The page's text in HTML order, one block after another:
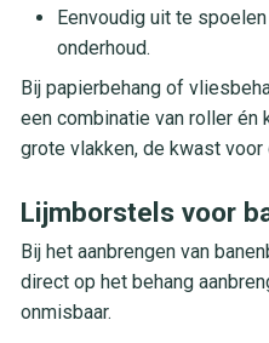
Eenvoudig uit te
onderhoud.
Bij papierbehang of
een combinatie van roller én
grote vlakken, de kwast
Lijmborstels voor
Bij het aanbrengen van
direct op het behang
onmisbaar.